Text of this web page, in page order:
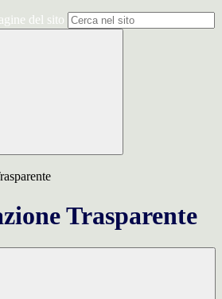
del sito
Trasparente